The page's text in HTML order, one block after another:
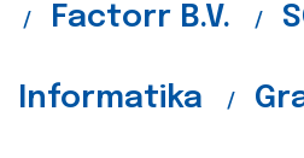
/ Factorr B.V. /
Informatika /